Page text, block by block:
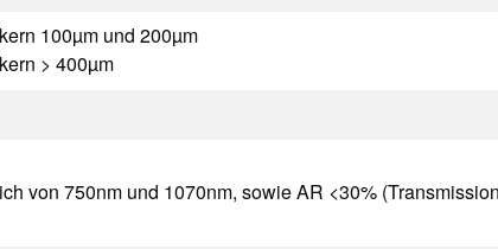
100µm und 200µm
> 400µm
von 750nm und 1070nm, sowie AR <30%